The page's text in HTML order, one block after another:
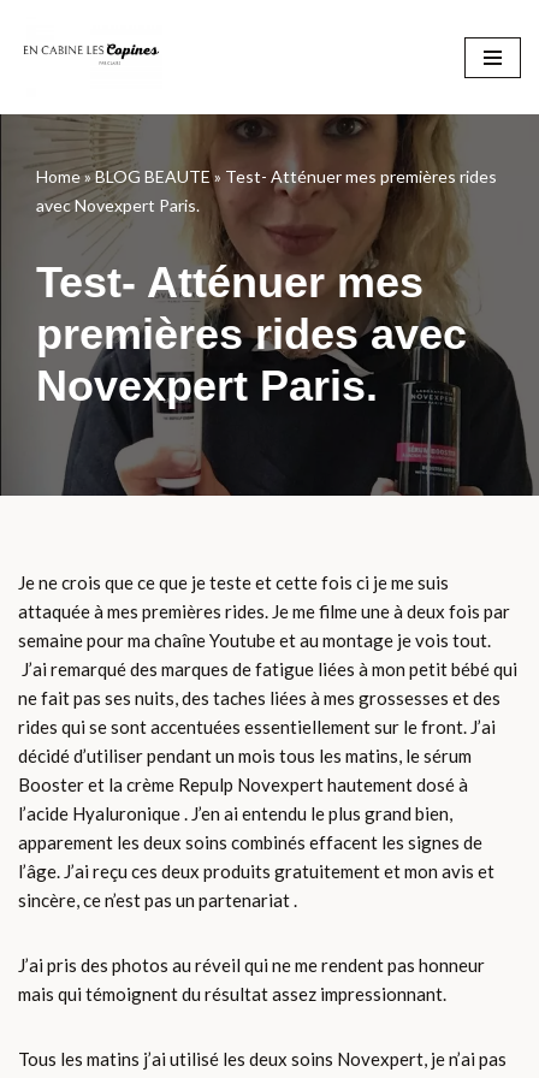
contenu
Home»BLOG BEAUTE» Test- Atténuer mes premières rides
avec Novexpert Paris.
Test- Atténuer mes
premières rides avec
Novexpert Paris.
Je ne crois que ce que je teste et cette fois ci je me suis
attaquée à mes premières rides. Je me filme une à deux fois par
semaine pour ma chaîne Youtube et au montage je vois tout.
J’ai remarqué des marques de fatigue liées à mon petit bébé qui
ne fait pas ses nuits, des taches liées à mes grossesses et des
rides qui se sont accentuées essentiellement sur le front. J’ai
décidé d’utiliser pendant un mois tous les matins, le sérum
Booster et la crème Repulp Novexpert hautement dosé à
l’acide Hyaluronique . J’en ai entendu le plus grand bien,
apparement les deux soins combinés effacent les signes de
l’âge. J’ai reçu ces deux produits gratuitement et mon avis et
sincère, ce n’est pas un partenariat .
J’ai pris des photos au réveil qui ne me rendent pas honneur
mais qui témoignent du résultat assez impressionnant.
Tous les matins j’ai utilisé les deux soins Novexpert, je n’ai pas